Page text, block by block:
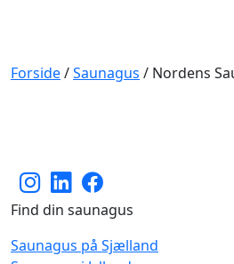
Forside/Saunagus / Nordens
Find din saunagus
Saunagus på Sjælland